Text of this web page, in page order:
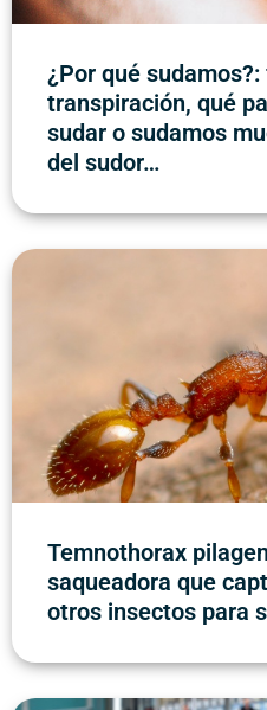
¿Por qué
transpiración, qué
sudar o sudamos
del sudor…
Temnothorax
saqueadora que
otros insectos para